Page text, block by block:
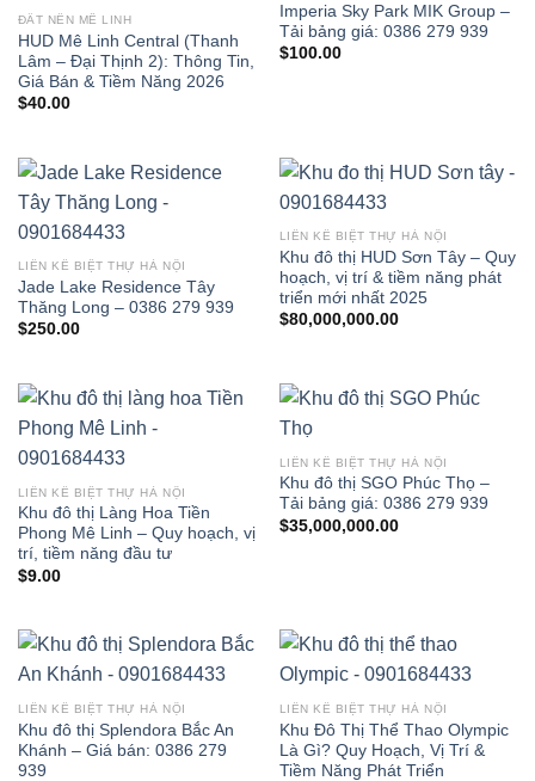
ĐẤT NỀN MÊ LINH
HUD Mê Linh Central (Thanh
Lâm – Đại Thịnh 2): Thông Tin,
Giá Bán & Tiềm Năng 2026
$40.00
Imperia Sky Park MIK Group –
Tải bảng giá: 0386 279 939
$100.00
LIỀN KỀ BIỆT THỰ HÀ NỘI
Jade Lake Residence Tây
Thăng Long – 0386 279 939
$250.00
LIỀN KỀ BIỆT THỰ HÀ NỘI
Khu đô thị HUD Sơn Tây – Quy
hoạch, vị trí & tiềm năng phát
triển mới nhất 2025
$80,000,000.00
LIỀN KỀ BIỆT THỰ HÀ NỘI
Khu đô thị Làng Hoa Tiền
Phong Mê Linh – Quy hoạch, vị
trí, tiềm năng đầu tư
$9.00
LIỀN KỀ BIỆT THỰ HÀ NỘI
Khu đô thị SGO Phúc Thọ –
Tải bảng giá: 0386 279 939
$35,000,000.00
LIỀN KỀ BIỆT THỰ HÀ NỘI
Khu đô thị Splendora Bắc An
Khánh – Giá bán: 0386 279
939
LIỀN KỀ BIỆT THỰ HÀ NỘI
Khu Đô Thị Thể Thao Olympic
Là Gì? Quy Hoạch, Vị Trí &
Tiềm Năng Phát Triển